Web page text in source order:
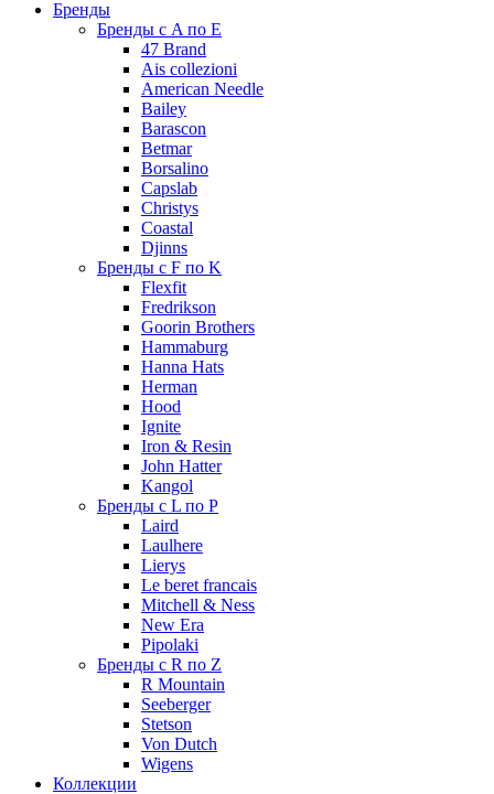
Бренды
Бренды с A по E
47 Brand
Ais collezioni
American Needle
Bailey
Barascon
Betmar
Borsalino
Capslab
Christys
Coastal
Djinns
Бренды с F по K
Flexfit
Fredrikson
Goorin Brothers
Hammaburg
Hanna Hats
Herman
Hood
Ignite
Iron & Resin
John Hatter
Kangol
Бренды с L по P
Laird
Laulhere
Lierys
Le beret francais
Mitchell & Ness
New Era
Pipolaki
Бренды с R по Z
R Mountain
Seeberger
Stetson
Von Dutch
Wigens
Коллекции